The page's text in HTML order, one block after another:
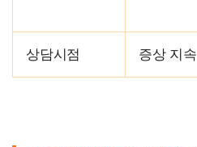
상담시점 증상 지속